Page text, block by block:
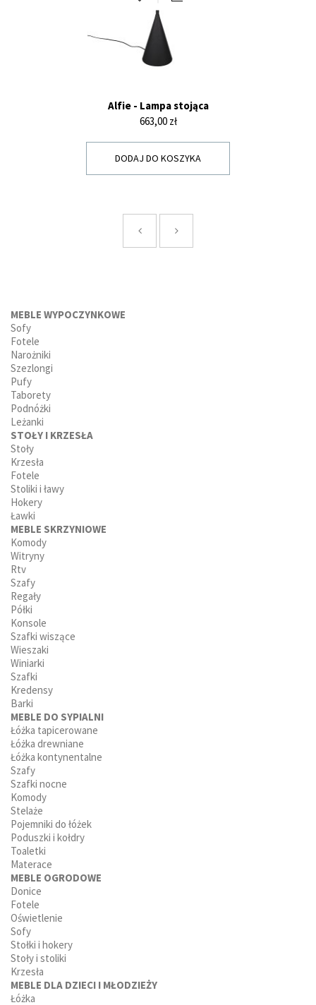
Alfie - Lampa stojąca
Cena
663,00 zł
DODAJ DO KOSZYKA
MEBLE WYPOCZYNKOWE
Sofy
Fotele
Narożniki
Szezlongi
Pufy
Taborety
Podnóżki
Leżanki
STOŁY I KRZESŁA
Stoły
Krzesła
Fotele
Stoliki i ławy
Hokery
Ławki
MEBLE SKRZYNIOWE
Komody
Witryny
Rtv
Szafy
Regały
Półki
Konsole
Szafki wiszące
Wieszaki
Winiarki
Szafki
Kredensy
Barki
MEBLE DO SYPIALNI
Łóżka tapicerowane
Łóżka drewniane
Łóżka kontynentalne
Szafy
Szafki nocne
Komody
Stelaże
Pojemniki do łóżek
Poduszki i kołdry
Toaletki
Materace
MEBLE OGRODOWE
Donice
Fotele
Oświetlenie
Sofy
Stołki i hokery
Stoły i stoliki
Krzesła
MEBLE DLA DZIECI I MŁODZIEŻY
Łóżka